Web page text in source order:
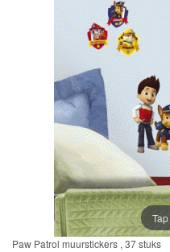
Super
Mario
Frozen
Paw
Patrol
speelgoed
Paw Patrol muurstickers , 37 stuks